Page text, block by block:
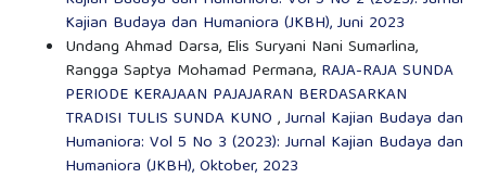
Kajian Budaya dan Humaniora (JKBH), Juni 2023
Undang Ahmad Darsa, Elis Suryani Nani Sumarlina,
Rangga Saptya Mohamad Permana, RAJA-RAJA SUNDA
PERIODE KERAJAAN PAJAJARAN BERDASARKAN
TRADISI TULIS SUNDA KUNO ,Jurnal Kajian Budaya dan
Humaniora: Vol 5 No 3 (2023): Jurnal Kajian Budaya dan
Humaniora (JKBH), Oktober, 2023